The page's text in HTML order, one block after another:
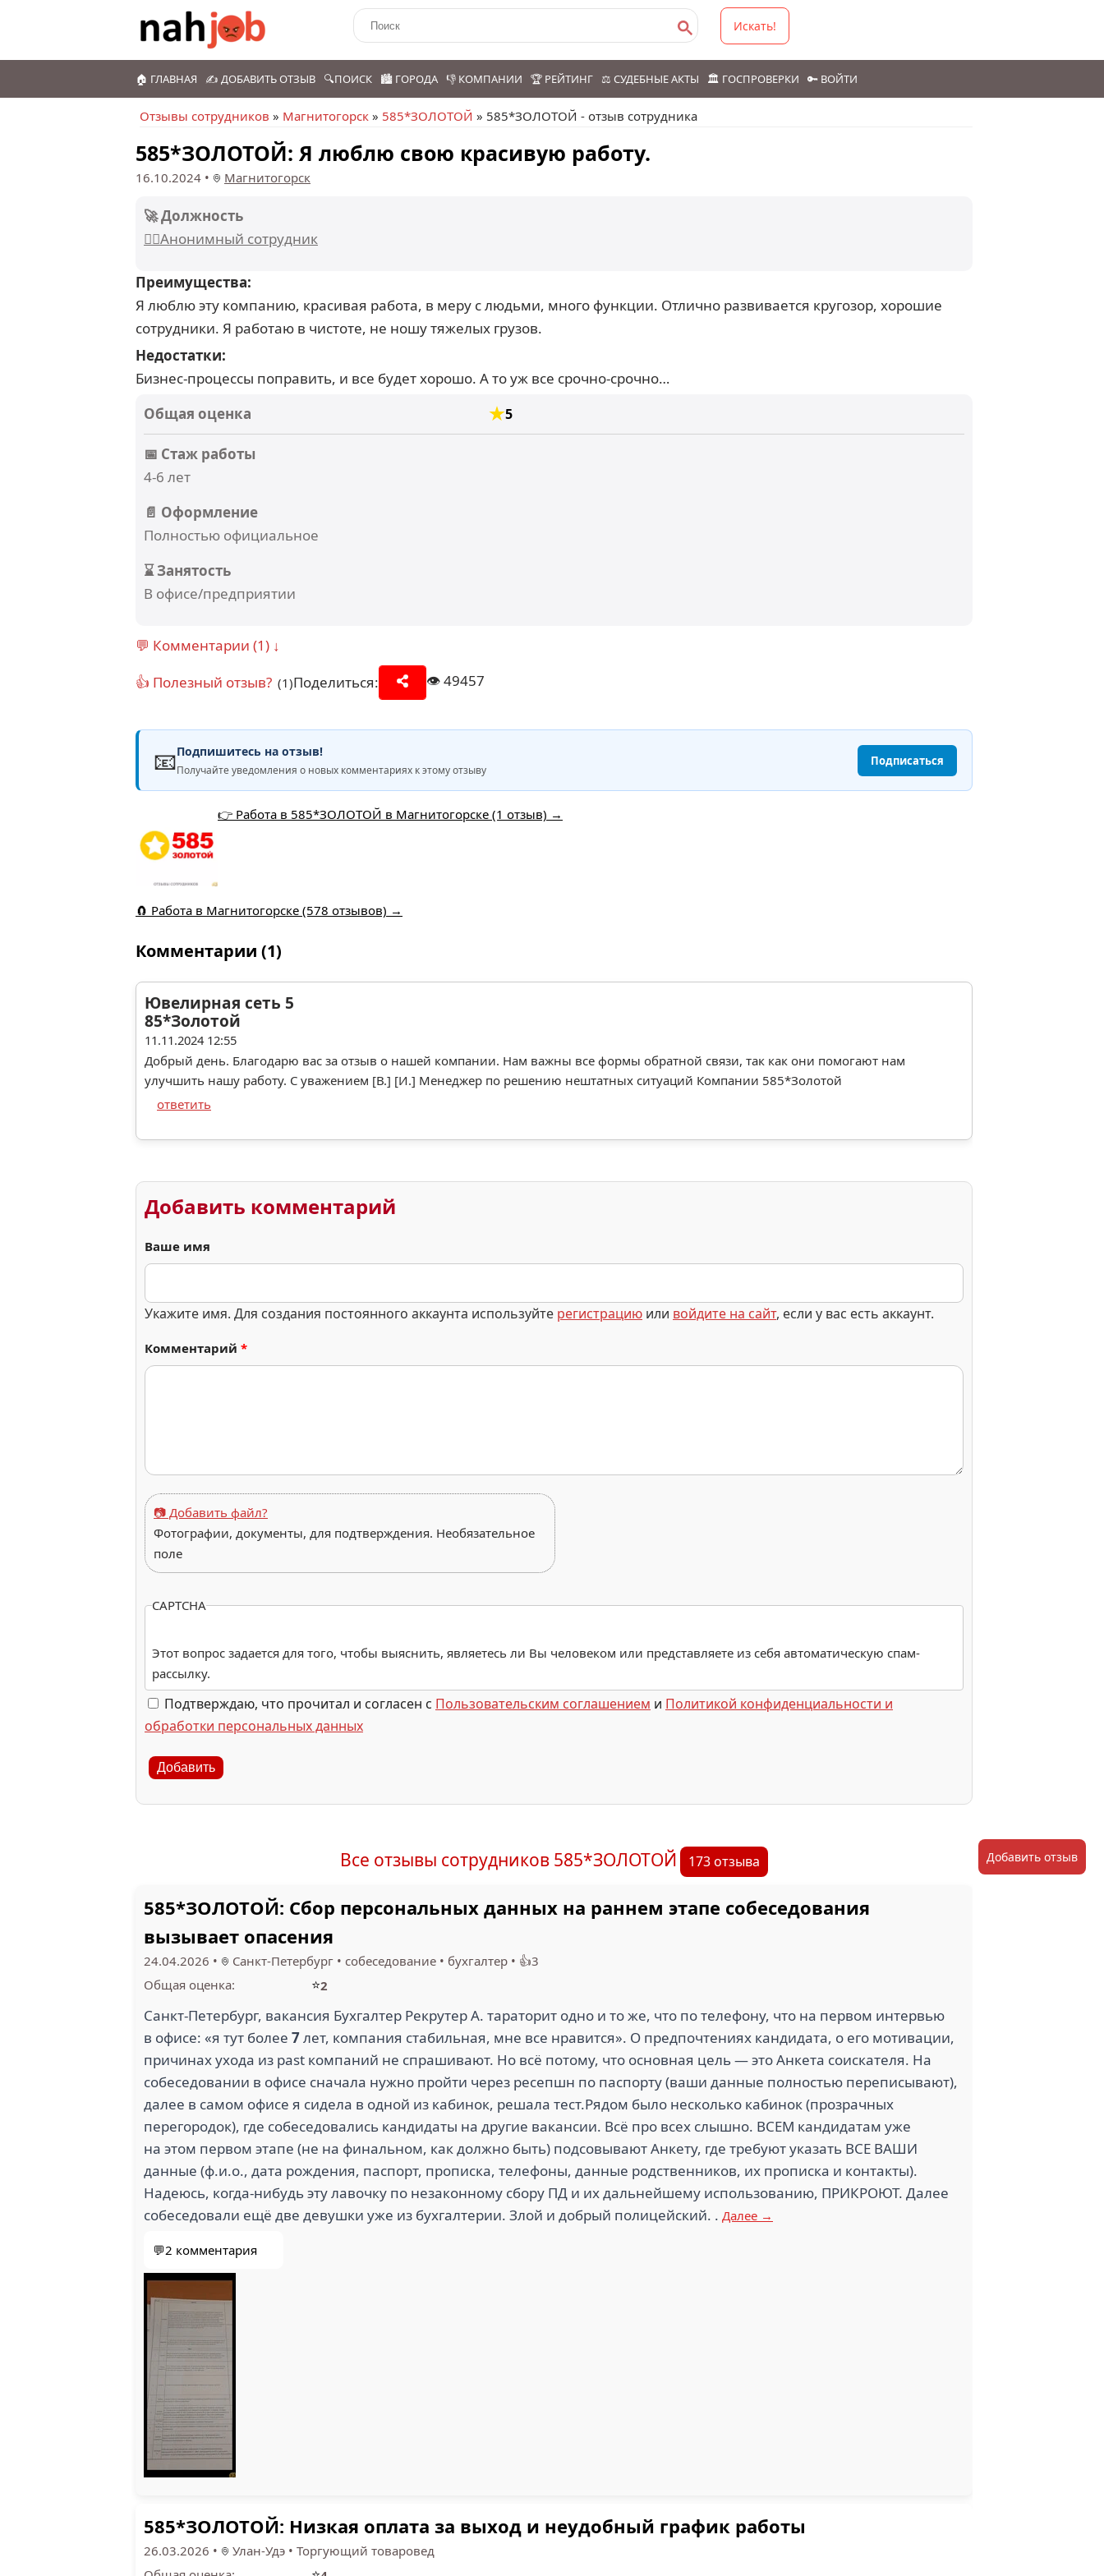
Искать!
🏠 ГЛАВНАЯ ✍️ ДОБАВИТЬ ОТЗЫВ 🔍ПОИСК 🏙️ ГОРОДА 👎 КОМПАНИИ 🏆 РЕЙТИНГ ⚖️ СУДЕБНЫЕ АКТЫ 🏛️ ГОСПРОВЕРКИ 🔑 ВОЙТИ
Отзывы сотрудников » Магнитогорск » 585*ЗОЛОТОЙ » 585*ЗОЛОТОЙ - отзыв сотрудника
585*ЗОЛОТОЙ: Я люблю свою красивую работу.
16.10.2024 • Магнитогорск
🚀 Должность
🕵️‍♂️Анонимный сотрудник
Преимущества:
Я люблю эту компанию, красивая работа, в меру с людьми, много функции. Отлично развивается кругозор, хорошие
сотрудники. Я работаю в чистоте, не ношу тяжелых грузов.
Недостатки:
Бизнес-процессы поправить, и все будет хорошо. А то уж все срочно-срочно…
Общая оценка
5
📅 Стаж работы
4-6 лет
📄 Оформление
Полностью официальное
⌛ Занятость
В офисе/предприятии
💬 Комментарии (1) ↓
👍 Полезный отзыв? (1)Поделиться: 👁️49457
📧Подпишитесь на отзыв!
Получайте уведомления о новых комментариях к этому отзыву
Подписаться
👉 Работа в 585*ЗОЛОТОЙ в Магнитогорске (1 отзыв) →
🧲 Работа в Магнитогорске (578 отзывов) →
Комментарии (1)
Ювелирная сеть 5
85*Золотой
11.11.2024 12:55
Добрый день. Благодарю вас за отзыв о нашей компании. Нам важны все формы обратной связи, так как они помогают нам
улучшить нашу работу. С уважением [В.] [И.] Менеджер по решению нештатных ситуаций Компании 585*Золотой
ответить
Добавить комментарий
Ваше имя
Укажите имя. Для создания постоянного аккаунта используйте регистрацию или войдите на сайт, если у вас есть аккаунт.
Комментарий *
📷 Добавить файл?
Фотографии, документы, для подтверждения. Необязательное
поле
CAPTCHA
Этот вопрос задается для того, чтобы выяснить, являетесь ли Вы человеком или представляете из себя автоматическую спам-
рассылку.
Подтверждаю, что прочитал и согласен с Пользовательским соглашением и Политикой конфиденциальности и
обработки персональных данных
Добавить
Все отзывы сотрудников 585*ЗОЛОТОЙ 173 отзыва
585*ЗОЛОТОЙ: Сбор персональных данных на раннем этапе собеседования
вызывает опасения
24.04.2026 • Санкт-Петербург • собеседование • бухгалтер • 👍3
Общая оценка:
⭐2
Санкт-Петербург, вакансия Бухгалтер Рекрутер А. тараторит одно и то же, что по телефону, что на первом интервью
в офисе: «я тут более 7лет, компания стабильная, мне все нравится». О предпочтениях кандидата, о его мотивации,
причинах ухода из past компаний не спрашивают. Но всё потому, что основная цель — это Анкета соискателя. На
собеседовании в офисе сначала нужно пройти через ресепшн по паспорту (ваши данные полностью переписывают),
далее в самом офисе я сидела в одной из кабинок, решала тест.Рядом было несколько кабинок (прозрачных
перегородок), где собеседовались кандидаты на другие вакансии. Всё про всех слышно. ВСЕМ кандидатам уже
на этом первом этапе (не на финальном, как должно быть) подсовывают Анкету, где требуют указать ВСЕ ВАШИ
данные (ф.и.о., дата рождения, паспорт, прописка, телефоны, данные родственников, их прописка и контакты).
Надеюсь, когда-нибудь эту лавочку по незаконному сбору ПД и их дальнейшему использованию, ПРИКРОЮТ. Далее
собеседовали ещё две девушки уже из бухгалтерии. Злой и добрый полицейский. . Далее →
💬2 комментария
585*ЗОЛОТОЙ: Низкая оплата за выход и неудобный график работы
26.03.2026 • Улан-Удэ • Торгующий товаровед
Добавить отзыв